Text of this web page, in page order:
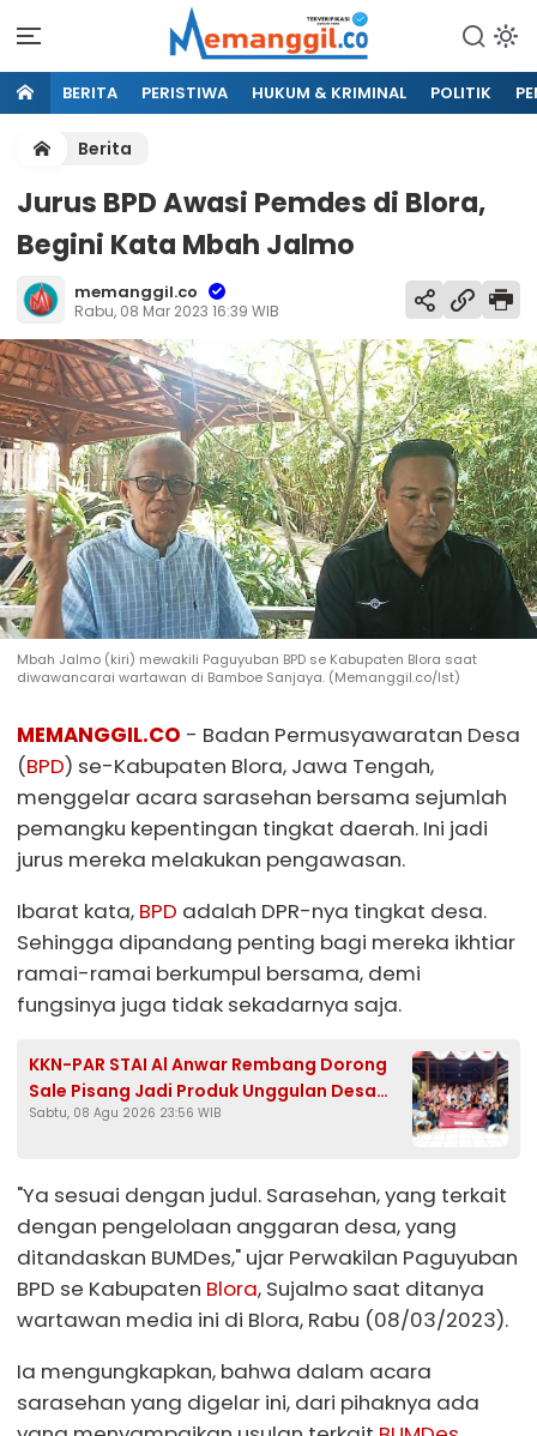
BERITA PERISTIWA HUKUM & KRIMINAL POLITIK
Berita
Jurus BPD Awasi Pemdes di Blora,
Begini Kata Mbah Jalmo
memanggil.co
Rabu, 08 Mar 2023 16:39 WIB
Mbah Jalmo (kiri) mewakili Paguyuban BPD se Kabupaten Blora saat
diwawancarai wartawan di Bamboe Sanjaya. (Memanggil.co/Ist)
MEMANGGIL.CO - Badan Permusyawaratan Desa
(BPD) se-Kabupaten Blora, Jawa Tengah,
menggelar acara sarasehan bersama sejumlah
pemangku kepentingan tingkat daerah. Ini jadi
jurus mereka melakukan pengawasan.
Ibarat kata, BPD adalah DPR-nya tingkat desa.
Sehingga dipandang penting bagi mereka ikhtiar
ramai-ramai berkumpul bersama, demi
fungsinya juga tidak sekadarnya saja.
KKN-PAR STAI Al Anwar Rembang Dorong
Sale Pisang Jadi Produk Unggulan Desa
Bondol Bojonegoro
Sabtu, 08 Agu 2026 23:56 WIB
"Ya sesuai dengan judul. Sarasehan, yang terkait
dengan pengelolaan anggaran desa, yang
ditandaskan BUMDes," ujar Perwakilan Paguyuban
BPD se Kabupaten Blora, Sujalmo saat ditanya
wartawan media ini di Blora, Rabu (08/03/2023).
Ia mengungkapkan, bahwa dalam acara
sarasehan yang digelar ini, dari pihaknya ada